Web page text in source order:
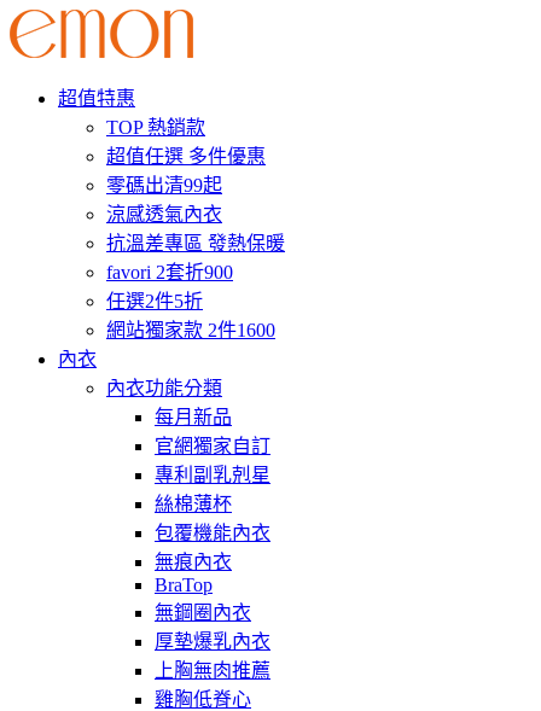
超值特惠
TOP 熱銷款
超值任選 多件優惠
零碼出清99起
涼感透氣內衣
抗溫差專區 發熱保暖
favori 2套折900
任選2件5折
網站獨家款 2件1600
內衣
內衣功能分類
每月新品
官網獨家自訂
專利副乳剋星
絲棉薄杯
包覆機能內衣
無痕內衣
BraTop
無鋼圈內衣
厚墊爆乳內衣
上胸無肉推薦
雞胸低脊心